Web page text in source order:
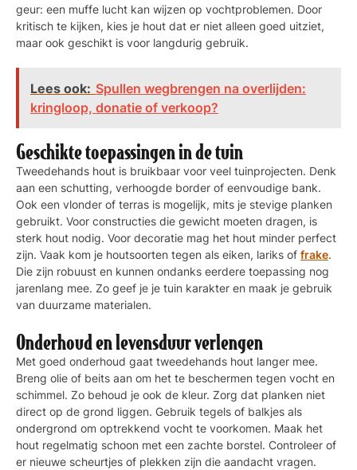
geur: een muffe lucht kan wijzen op vochtproblemen. Door
kritisch te kijken, kies je hout dat er niet alleen goed uitziet,
maar ook geschikt is voor langdurig gebruik.
Lees ook: Spullen wegbrengen na overlijden:
kringloop, donatie of verkoop?
Geschikte toepassingen in de tuin
Tweedehands hout is bruikbaar voor veel tuinprojecten. Denk
aan een schutting, verhoogde border of eenvoudige bank.
Ook een vlonder of terras is mogelijk, mits je stevige planken
gebruikt. Voor constructies die gewicht moeten dragen, is
sterk hout nodig. Voor decoratie mag het hout minder perfect
zijn. Vaak kom je houtsoorten tegen als eiken, lariks of frake.
Die zijn robuust en kunnen ondanks eerdere toepassing nog
jarenlang mee. Zo geef je je tuin karakter en maak je gebruik
van duurzame materialen.
Onderhoud en levensduur verlengen
Met goed onderhoud gaat tweedehands hout langer mee.
Breng olie of beits aan om het te beschermen tegen vocht en
schimmel. Zo behoud je ook de kleur. Zorg dat planken niet
direct op de grond liggen. Gebruik tegels of balkjes als
ondergrond om optrekkend vocht te voorkomen. Maak het
hout regelmatig schoon met een zachte borstel. Controleer of
er nieuwe scheurtjes of plekken zijn die aandacht vragen.